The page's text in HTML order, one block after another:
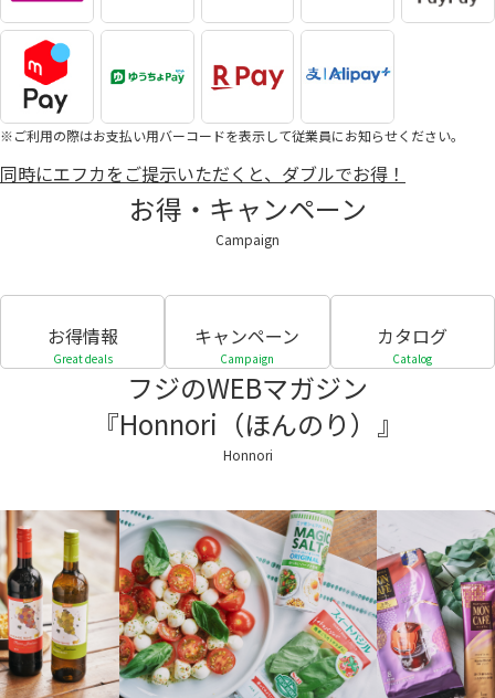
※ご利用の際はお支払い用バーコードを表示して従業員にお知らせください。
同時にエフカをご提示いただくと、ダブルでお得！
お得・キャンペーン
Campaign
お得情報
Great deals
キャンペーン
Campaign
カタログ
Catalog
フジのWEBマガジン
『Honnori（ほんのり）』
Honnori